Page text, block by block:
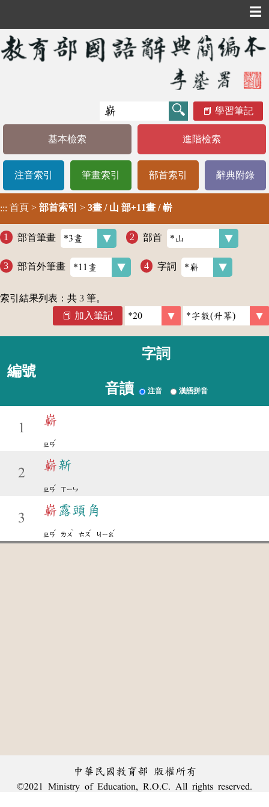
☰
學習筆記
基本檢索 進階檢索
注音索引 筆畫索引 部首索引 辭典附錄
::: 首頁 > 部首索引 > 3畫 / 山 部+11畫 / 嶄
部首筆畫 部首
部首外筆畫 字詞
索引結果列表：共 3 筆。
加入筆記
編號
字詞
音讀 注音 漢語拼音
1
嶄
ㄓㄢ
ˇ
2
嶄新
ㄓㄢ
ˇ
ㄒㄧㄣ
3
嶄 露頭角
ㄓㄢ
ˇ
ㄌㄨ
ˋ
ㄊㄡ
ˊ
ㄐㄧㄠ
ˇ
中華民國教育部 版權所有
©2021 Ministry of Education, R.O.C. All rights reserved.